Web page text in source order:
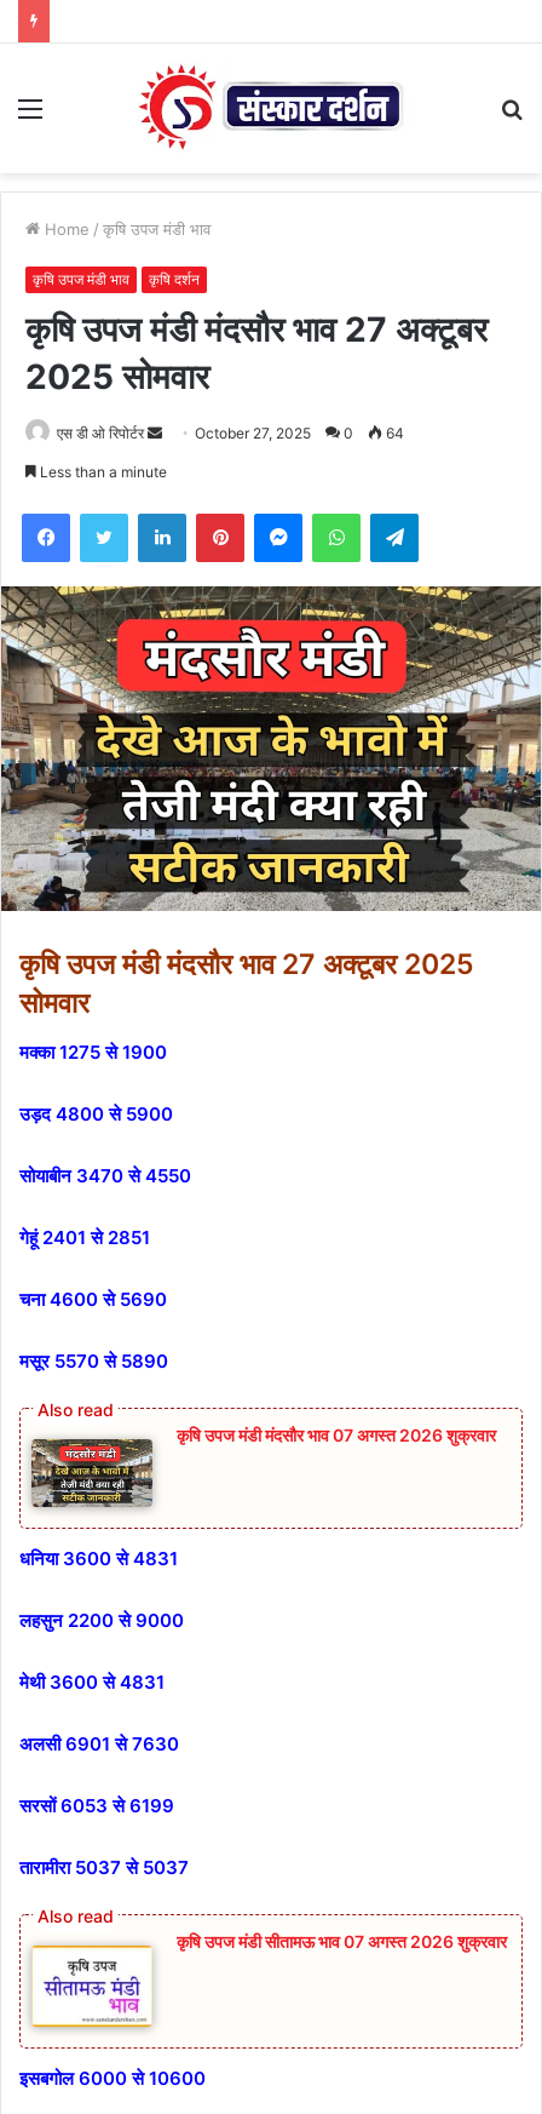
Menu
Home / कृषि उपज मंडी भाव
कृषि उपज मंडी भाव कृषि दर्शन
कृषि उपज मंडी मंदसौर भाव 27 अक्टूबर
2025 सोमवार
एस डी ओ रिपोर्टर
SendOctober 27, 2025 0 64
Less than a minute
FacebookTwitter LinkedInPinterestMessengerWhatsAppTelegram
कृषि उपज मंडी मंदसौर भाव 27 अक्टूबर 2025
सोमवार
मक्का 1275 से 1900
उड़द 4800 से 5900
सोयाबीन 3470 से 4550
गेहूं 2401 से 2851
चना 4600 से 5690
मसूर 5570 से 5890
कृषि उपज मंडी मंदसौर भाव 07 अगस्त 2026 शुक्रवार
धनिया 3600 से 4831
लहसुन 2200 से 9000
मेथी 3600 से 4831
अलसी 6901 से 7630
सरसों 6053 से 6199
तारामीरा 5037 से 5037
कृषि उपज मंडी सीतामऊ भाव 07 अगस्त 2026 शुक्रवार
इसबगोल 6000 से 10600